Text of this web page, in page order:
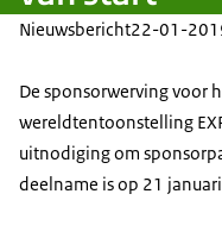
Nieuwsbericht22-01-
De sponsorwerving voor
wereldtentoonstelling
uitnodiging om
deelname is op 21